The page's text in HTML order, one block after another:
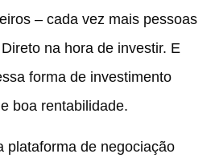
– cada vez mais pessoas
na hora de investir. E
forma de investimento
boa rentabilidade.
plataforma de negociação